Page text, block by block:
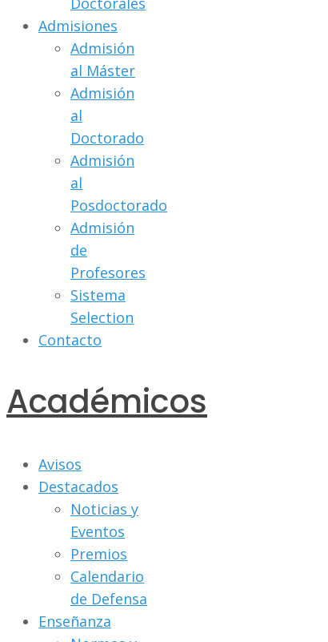
Admisiones
Admisión
al Máster
Admisión
al
Doctorado
Admisión
al
Posdoctorado
Admisión
de
Profesores
Sistema
Selection
Contacto
Académicos
Avisos
Destacados
Noticias y
Eventos
Premios
Calendario
de Defensa
Enseñanza